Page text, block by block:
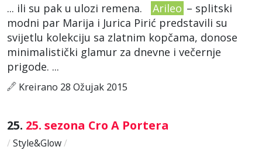
... ili su pak u ulozi remena. Arileo – splitski
modni par Marija i Jurica Pirić predstavili su
svijetlu kolekciju sa zlatnim kopčama, donose
minimalistički glamur za dnevne i večernje
prigode. ...
Kreirano 28 Ožujak 2015
25. 25. sezona Cro A Portera
/ Style&Glow/